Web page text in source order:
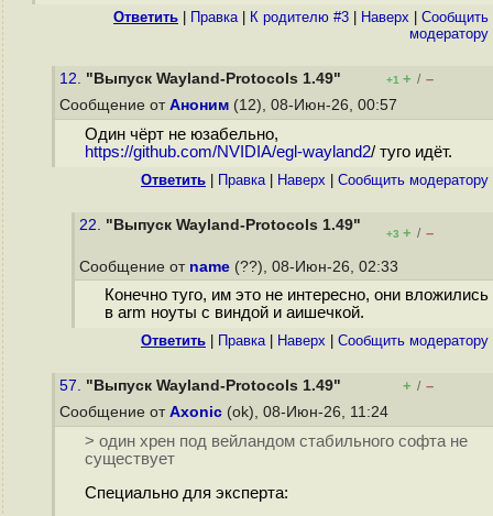
Ответить Правка| К родителю #3 Наверх
Cообщить
модератору
12. "Выпуск Wayland-Protocols 1.49" +1 + / –
Сообщение от Аноним (12), 08-Июн-26, 00:57
Один чёрт не юзабельно,
https://github.com/NVIDIA/egl-wayland2/ туго идёт.
Ответить Правка| Наверх Cообщить модератору
22. "Выпуск Wayland-Protocols 1.49"
+3 + / –
Сообщение от name (??), 08-Июн-26, 02:33
Конечно туго, им это не интересно, они вложились
в arm ноуты с виндой и аишечкой.
Ответить Правка| Наверх Cообщить модератору
57. "Выпуск Wayland-Protocols 1.49" + / –
Сообщение от Axonic (ok), 08-Июн-26, 11:24
> один хрен под вейландом стабильного софта не
существует
Специально для эксперта: